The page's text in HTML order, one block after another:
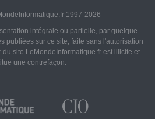
1997-2026
intégrale ou partielle, par quelque
publiées sur ce site, faite sans l'autorisation
site LeMondeInformatique.fr est illicite et
une contrefaçon.